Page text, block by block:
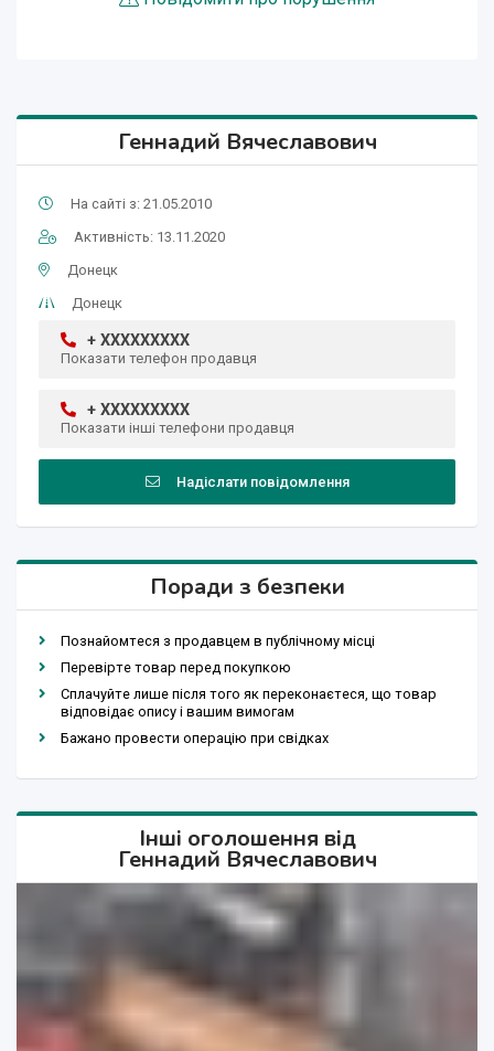
Геннадий Вячеславович
На сайті з: 21.05.2010
Активність: 13.11.2020
Донецк
Донецк
+ XXXXXXXXX
Показати телефон продавця
+ XXXXXXXXX
Показати інші телефони продавця
Надіслати повідомлення
Поради з безпеки
Познайомтеся з продавцем в публічному місці
Перевірте товар перед покупкою
Сплачуйте лише після того як переконаєтеся, що товар
відповідає опису і вашим вимогам
Бажано провести операцію при свідках
Інші оголошення від
Геннадий Вячеславович